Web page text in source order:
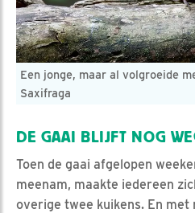
Een jonge, maar al volgroeide
Saxifraga
DE GAAI BLIJFT NOG
Toen de gaai afgelopen
meenam, maakte iedereen
overige twee kuikens. En met